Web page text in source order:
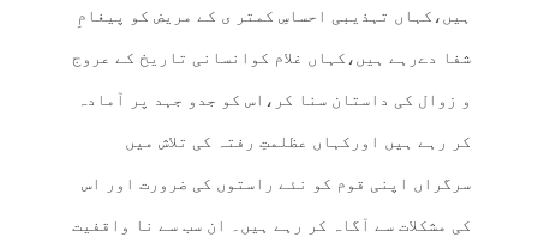
ہیں،کہاں تہذیبی احساسِ کمتر ی کے مریض کو پیغامِ
شفا دےرہے ہیں،کہاں غلام کوانسانی تاریخ کے عروج
و زوال کی داستان سنا کر،اس کو جدو جہد پر آمادہ
کر رہے ہیں اورکہاں عظلمتِ رفتہ کی تلاش میں
سرگراں اپنی قوم کو نئے راستوں کی ضرورت اور اس
کی مشکلات سے آگاہ کر رہے ہیں۔ ان سب سے نا واقفیت